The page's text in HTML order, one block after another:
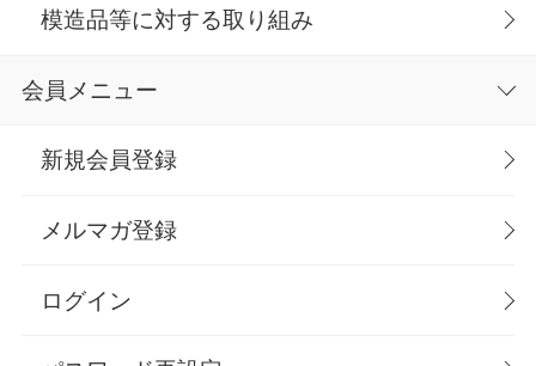
模造品等に対する取り組み
会員メニュー
新規会員登録
メルマガ登録
ログイン